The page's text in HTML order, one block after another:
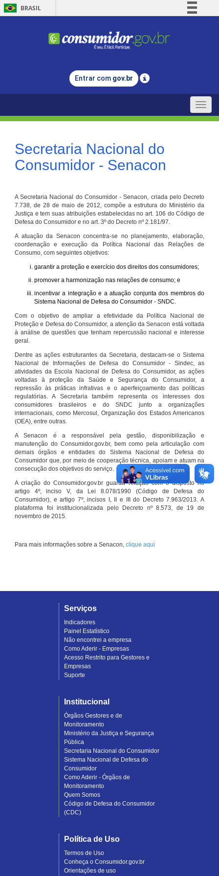
BRASIL
Comunica BR
Legislação
Entrar com gov.br
Toggle
Secretaria Nacional do
Consumidor - Senacon
A Secretaria Nacional do Consumidor - Senacon, criada pelo Decreto
7.738, de 28 de maio de 2012, compõe a estrutura do Ministério da
Justiça e tem suas atribuições estabelecidas no art. 106 do Código de
Defesa do Consumidor e no art. 3º do Decreto nº 2.181/97.
A atuação da Senacon concentra-se no planejamento, elaboração,
coordenação e execução da Política Nacional das Relações de
Consumo, com seguintes objetivos:
garantir a proteção e exercício dos direitos dos consumidores;
promover a harmonização nas relações de consumo; e
incentivar a integração e a atuação conjunta dos membros do
Sistema Nacional de Defesa do Consumidor - SNDC.
Com o objetivo de ampliar a efetividade da Política Nacional de
Proteção e Defesa do Consumidor, a atenção da Senacon está voltada
à análise de questões que tenham repercussão nacional e interesse
geral.
Dentre as ações estruturantes da Secretaria, destacam-se o Sistema
Nacional de Informações de Defesa do Consumidor - Sindec, as
atividades da Escola Nacional de Defesa do Consumidor, as ações
voltadas à proteção da Saúde e Segurança do Consumidor, a
repressão às práticas infrativas e o aperfeiçoamento das políticas
regulatórias. A Secretaria também representa os interesses dos
consumidores brasileiros e do SNDC junto a organizações
internacionais, como Mercosul, Organização dos Estados Americanos
(OEA), entre outras.
A Senacon é a responsável pela gestão, disponibilização e
manutenção do Consumidor.gov.br, bem como pela articulação com
demais órgãos e entidades do Sistema Nacional de Defesa do
Consumidor que, por meio de cooperação técnica, apoiam e atuam na
consecução dos objetivos do serviço.
A criação do Consumidor.gov.br guarda relação com o disposto no
artigo 4º, inciso V, da Lei 8.078/1990 (Código de Defesa do
Consumidor), e artigo 7º, incisos I, II e III do Decreto 7.963/2013. A
plataforma foi institucionalizada pelo Decreto nº 8.573, de 19 de
novembro de 2015.
Para mais informações sobre a Senacon, clique aqui
Serviços
Indicadores
Painel Estatístico
Não encontrei a empresa
Como Aderir - Empresas
Acesso Restrito para Gestores e
Empresas
Suporte
Institucional
Órgãos Gestores e de
Monitoramento
Ministério da Justiça e Segurança
Pública
Secretaria Nacional do Consumidor
Sistema Nacional de Defesa do
Consumidor
Como Aderir - Órgãos de
Monitoramento
Quem Somos
Código de Defesa do Consumidor
(CDC)
Política de Uso
Termos de Uso
Conheça o Consumidor.gov.br
Orientações de uso